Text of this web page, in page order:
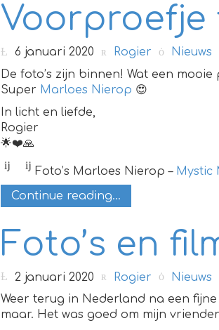
Voorproefje
6 januari 2020 Rogier
Nieuws
De foto’s zijn binnen! Wat een
Super Marloes Nierop 😍
In licht en liefde,
Rogier
🌟❤️🙏
Foto’s Marloes Nierop – Mystic
Continue reading...
Foto’s en
2 januari 2020 Rogier
Nieuws
Weer terug in Nederland na een
maar. Het was goed om mijn